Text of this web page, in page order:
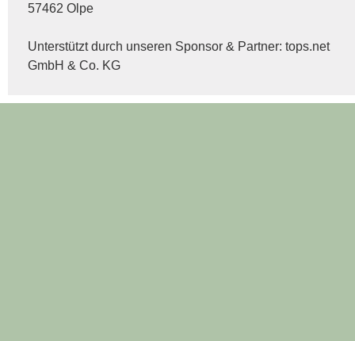
57462 Olpe
Unterstützt durch unseren Sponsor & Partner: tops.net
GmbH & Co. KG